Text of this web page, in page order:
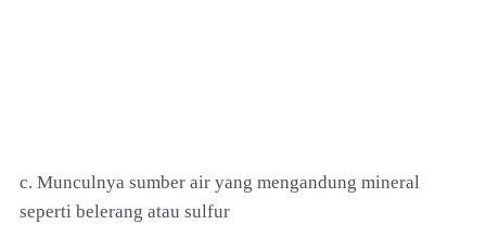
c. Munculnya sumber air yang mengandung mineral
seperti belerang atau sulfur